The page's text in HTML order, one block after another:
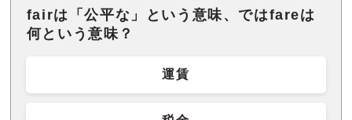
fairは「公平な」という意味、ではfareは
何という意味？
運賃